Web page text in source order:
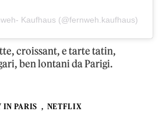
Kaufhaus (@fernweh.kaufhaus)
croissant, e tarte tatin,
ben lontani da Parigi.
IN PARIS NETFLIX